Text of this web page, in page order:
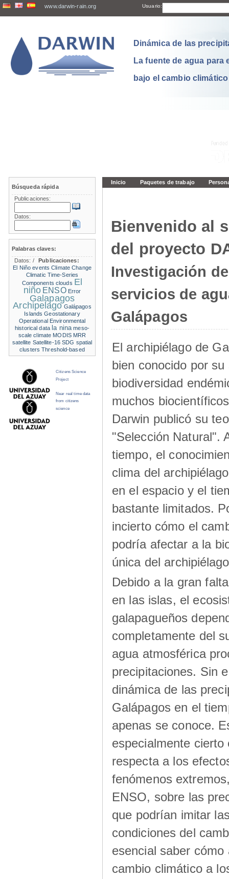
www.darwin-rain.org Usuario:
Dinámica de las
La fuente de agua para
bajo el cambio climático
Inicio Paquetes de trabajo
Bienvenido al
del proyecto
Investigación
servicios de
Galápagos
El archipiélago de
bien conocido por
biodiversidad
muchos
Darwin publicó su
"Selección Natural".
tiempo, el
clima del
en el espacio y el
bastante limitados.
incierto cómo el
podría afectar a la
única del
Debido a la gran
en las islas, el
galapagueños
completamente del
agua atmosférica
precipitaciones. Sin
dinámica de las
Galápagos en el
apenas se conoce.
especialmente cierto
respecta a los
fenómenos
ENSO, sobre las
que podrían imitar
condiciones del
esencial saber cómo
cambio climático a
Búsqueda rápida
Publicaciones:
Datos:
Palabras claves:
Datos: /
Publicaciones:
El Niño events Climate Change
Climatic Time-Series
Components clouds El
niño ENSO Error
Galapagos
Archipelago Galápagos
Islands Geostationary
Operational Environmental
historical data la nina meso-
scale climate MODIS MRR
satellite Satellite-16 SDG spatial
clusters Threshold-based
Citizens Science
Project
Near real time data
from citizens
science